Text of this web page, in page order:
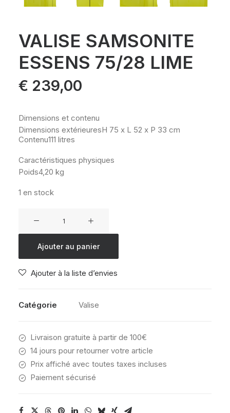
VALISE SAMSONITE
ESSENS 75/28 LIME
€ 239,00
Dimensions et contenu
Dimensions extérieuresH 75 x L 52 x P 33 cm
Contenu111 litres
Caractéristiques physiques
Poids4,20 kg
1 en stock
SAMSONITE
75/28
Ajouter au panier
Ajouter à la liste d’envies
Catégorie Valise
Livraison gratuite à partir de 100€
14 jours pour retourner votre article
Prix affiché avec toutes taxes incluses
Paiement sécurisé